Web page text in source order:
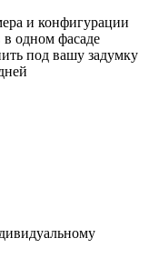
и конфигурации
в одном фасаде
под вашу задумку